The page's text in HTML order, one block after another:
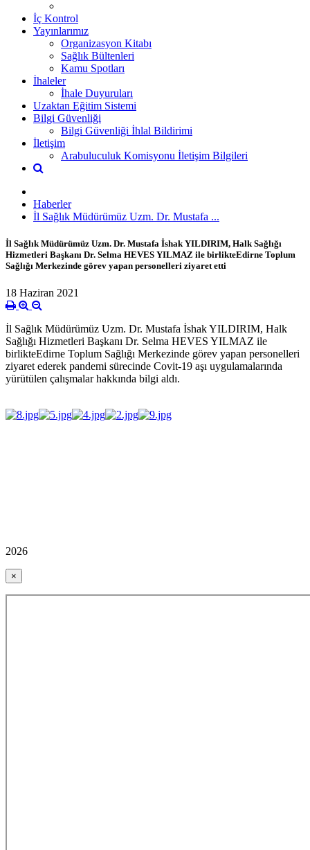
İç Kontrol
Yayınlarımız
Organizasyon Kitabı
Sağlık Bültenleri
Kamu Spotları
İhaleler
İhale Duyuruları
Uzaktan Eğitim Sistemi
Bilgi Güvenliği
Bilgi Güvenliği İhlal Bildirimi
İletişim
Arabuluculuk Komisyonu İletişim Bilgileri
Haberler
İl Sağlık Müdürümüz Uzm. Dr. Mustafa ...
İl Sağlık Müdürümüz Uzm. Dr. Mustafa İshak YILDIRIM, Halk Sağlığı
Hizmetleri Başkanı Dr. Selma HEVES YILMAZ ile birlikteEdirne Toplum
Sağlığı Merkezinde görev yapan personelleri ziyaret etti
18 Haziran 2021
İl Sağlık Müdürümüz Uzm. Dr. Mustafa İshak YILDIRIM, Halk
Sağlığı Hizmetleri Başkanı Dr. Selma HEVES YILMAZ ile
birlikteEdirne Toplum Sağlığı Merkezinde görev yapan personelleri
ziyaret ederek pandemi sürecinde Covit-19 aşı uygulamalarında
yürütülen çalışmalar hakkında bilgi aldı.
2026
×